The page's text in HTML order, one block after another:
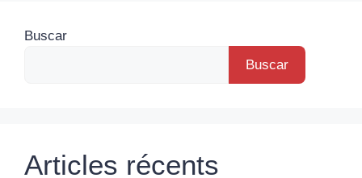
Buscar
Buscar
Articles récents